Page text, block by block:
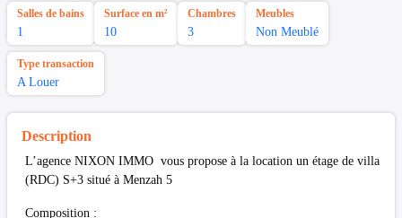
Salles de bains
1
Surface en m²
10
Chambres
3
Meubles
Non Meublé
Type transaction
A Louer
Description
L’agence NIXON IMMO vous propose à la location un étage de villa
(RDC) S+3 situé à Menzah 5
Composition :